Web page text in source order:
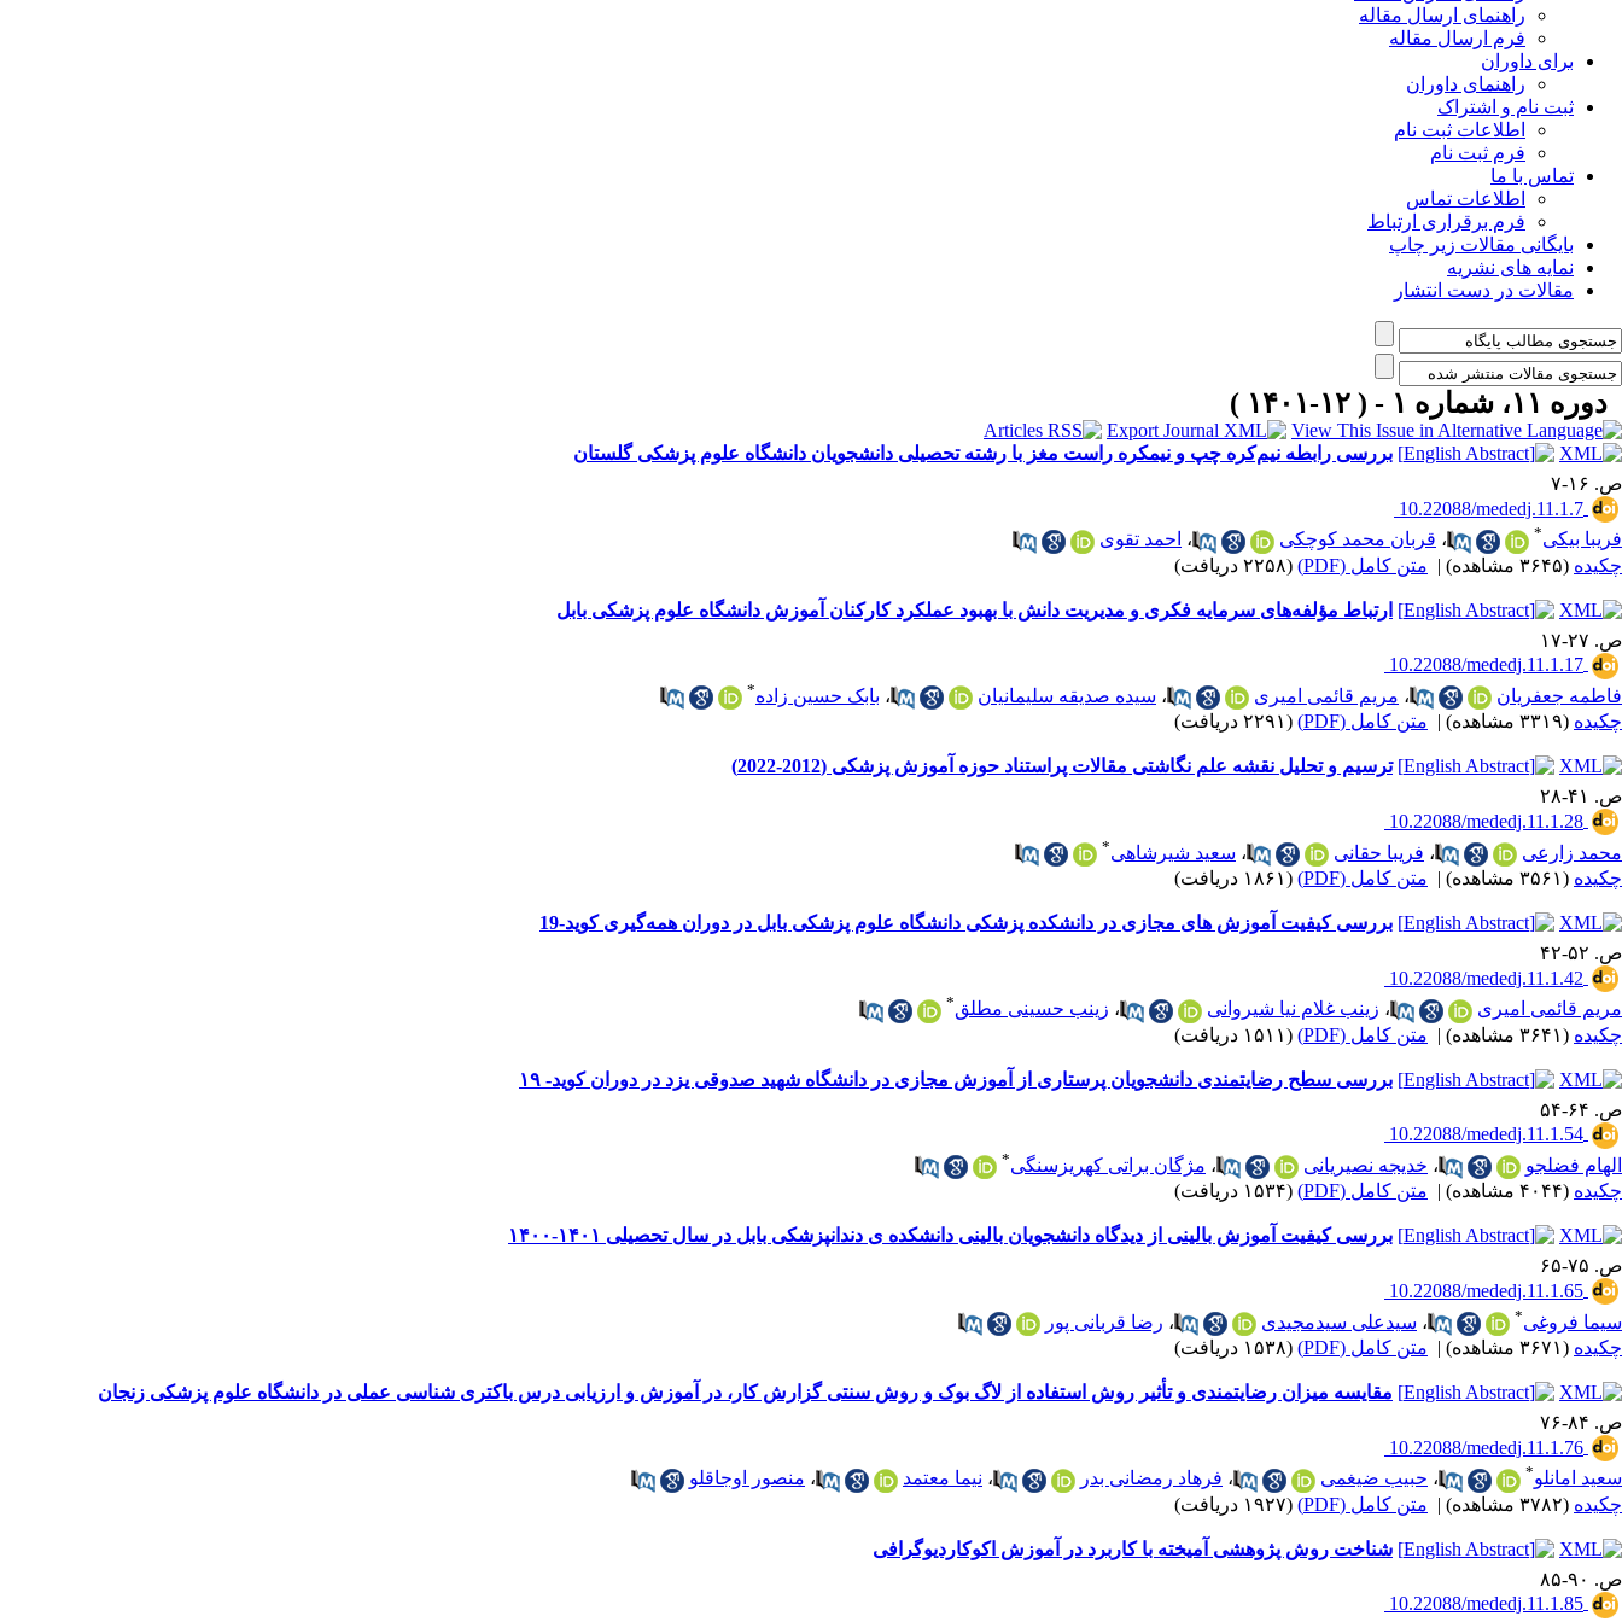
راهنمای ارسال مقاله
فرم ارسال مقاله
برای داوران
راهنمای داوران
ثبت نام و اشتراک
اطلاعات ثبت نام
فرم ثبت نام
تماس با ما
اطلاعات تماس
فرم برقراری ارتباط
بایگانی مقالات زیر چاپ
نمایه های نشریه
مقالات در دست انتشار
دوره ۱۱، شماره ۱ - ( ۱۲-۱۴۰۱ )
بررسی رابطه نیم‌کره چپ و نیمکره راست مغز با رشته تحصیلی دانشجویان دانشگاه علوم پزشکی گلستان
ص. ۱۶-۷
‎ 10.22088/mededj.11.1.7
فریبا بیکی* ، قربان محمد کوچکی ، احمد تقوی
چکیده (۳۶۴۵ مشاهده) | متن کامل (PDF) (۲۲۵۸ دریافت)
ارتباط مؤلفه‌های سرمایه فکری و مدیریت دانش با بهبود عملکرد کارکنان آموزش دانشگاه علوم پزشکی بابل
ص. ۲۷-۱۷
‎ 10.22088/mededj.11.1.17
فاطمه جعفریان
، مریم قائمی امیری ، سیده صدیقه سلیمانیان ، بابک حسین زاده*
چکیده (۳۳۱۹ مشاهده) | متن کامل (PDF) (۲۲۹۱ دریافت)
ترسیم و تحلیل نقشه علم نگاشتی مقالات پراستناد حوزه آموزش پزشکی (2012-2022)
ص. ۴۱-۲۸
‎ 10.22088/mededj.11.1.28
محمد زارعی
، فریبا حقانی ، سعید شیرشاهی*
چکیده (۳۵۶۱ مشاهده) | متن کامل (PDF) (۱۸۶۱ دریافت)
بررسی کیفیت آموزش های مجازی در دانشکده پزشکی دانشگاه علوم پزشکی بابل در دوران همه‌گیری کوید-19
ص. ۵۲-۴۲
‎ 10.22088/mededj.11.1.42
مریم قائمی امیری
، زینب غلام نیا شیروانی ، زینب حسینی مطلق*
چکیده (۳۶۴۱ مشاهده) | متن کامل (PDF) (۱۵۱۱ دریافت)
بررسی سطح رضایتمندی دانشجویان پرستاری از آموزش مجازی در دانشگاه شهید صدوقی یزد در دوران کوید- ۱۹
ص. ۶۴-۵۴
‎ 10.22088/mededj.11.1.54
الهام فضلجو
، خدیجه نصیریانی ، مژگان براتی کهریزسنگی*
چکیده (۴۰۴۴ مشاهده) | متن کامل (PDF) (۱۵۳۴ دریافت)
بررسی کیفیت آموزش بالینی از دیدگاه دانشجویان بالینی دانشکده ی دندانپزشکی بابل در سال تحصیلی ۱۴۰۱-۱۴۰۰
ص. ۷۵-۶۵
‎ 10.22088/mededj.11.1.65
سیما فروغی* ، سیدعلی سیدمجیدی ، رضا قربانی پور
چکیده (۳۶۷۱ مشاهده) | متن کامل (PDF) (۱۵۳۸ دریافت)
مقایسه میزان رضایتمندی و تأثیر روش استفاده از لاگ بوک و روش سنتی گزارش کار، در آموزش و ارزیابی درس باکتری شناسی عملی در دانشگاه علوم پزشکی زنجان
ص. ۸۴-۷۶
‎ 10.22088/mededj.11.1.76
سعید امانلو* ، حبیب ضیغمی ، فرهاد رمضانی بدر ، نیما معتمد ، منصور اوجاقلو
چکیده (۳۷۸۲ مشاهده) | متن کامل (PDF) (۱۹۲۷ دریافت)
شناخت روش پژوهشی آمیخته با کاربرد در آموزش اکوکاردیوگرافی
ص. ۹۰-۸۵
‎ 10.22088/mededj.11.1.85